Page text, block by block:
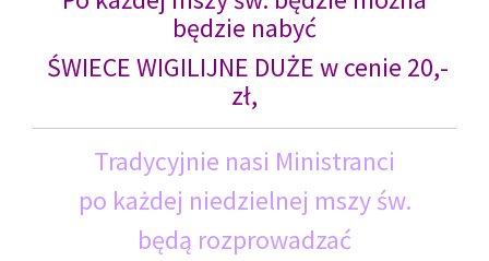
będzie nabyć
ŚWIECE WIGILIJNE DUŻE w cenie 20,-
zł,
Tradycyjnie nasi Ministranci
po każdej niedzielnej mszy św.
będą rozprowadzać